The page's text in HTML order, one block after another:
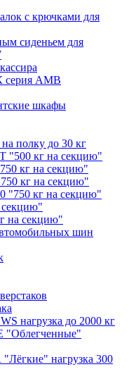
с крючками для
сиденьем для
AMB
шкафы
полку до 30 кг
"500 кг на секцию"
кг на секцию"
кг на секцию"
кг на секцию"
секцию"
на секцию"
шин
нагрузка до 2000 кг
"Облегченные"
нагрузка 300